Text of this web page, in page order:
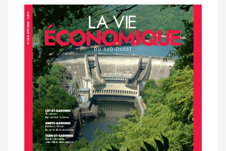
aux
abonnés
Notre
dernier
magazine